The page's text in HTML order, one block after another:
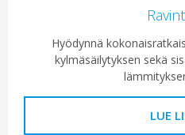
Hyödynnä
kylmäsäilytyksen sekä
LUE